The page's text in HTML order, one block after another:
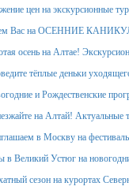
цен на экскурсионные
Вас на ОСЕННИЕ
осень на Алтае!
тёплые деньки
и Рождественские
на Алтай! Актуальные
в Москву на
в Великий Устюг на
сезон на курортах